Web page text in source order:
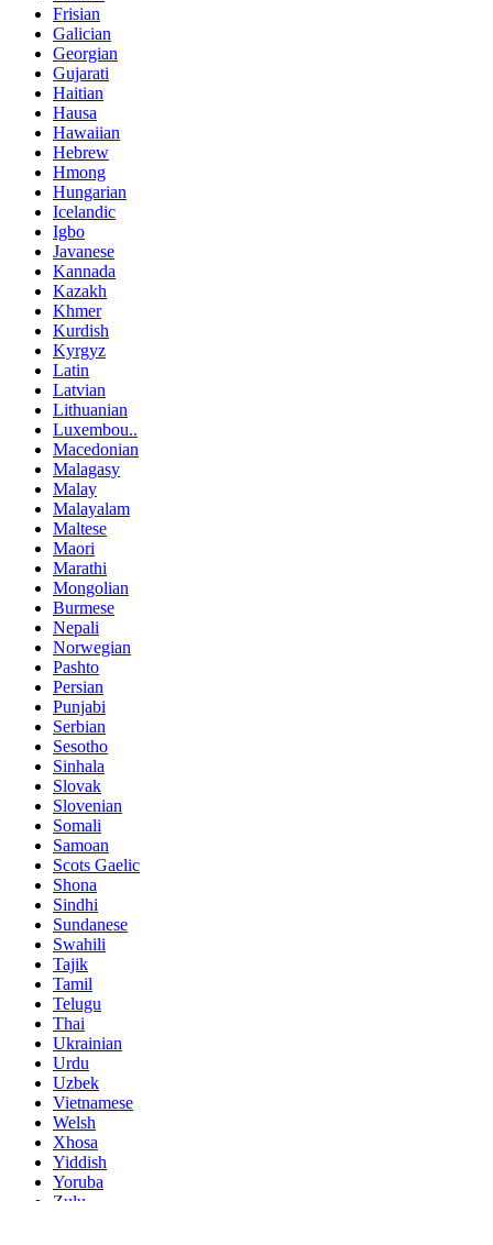
Frisian
Galician
Georgian
Gujarati
Haitian
Hausa
Hawaiian
Hebrew
Hmong
Hungarian
Icelandic
Igbo
Javanese
Kannada
Kazakh
Khmer
Kurdish
Kyrgyz
Latin
Latvian
Lithuanian
Luxembou..
Macedonian
Malagasy
Malay
Malayalam
Maltese
Maori
Marathi
Mongolian
Burmese
Nepali
Norwegian
Pashto
Persian
Punjabi
Serbian
Sesotho
Sinhala
Slovak
Slovenian
Somali
Samoan
Scots Gaelic
Shona
Sindhi
Sundanese
Swahili
Tajik
Tamil
Telugu
Thai
Ukrainian
Urdu
Uzbek
Vietnamese
Welsh
Xhosa
Yiddish
Yoruba
Zulu